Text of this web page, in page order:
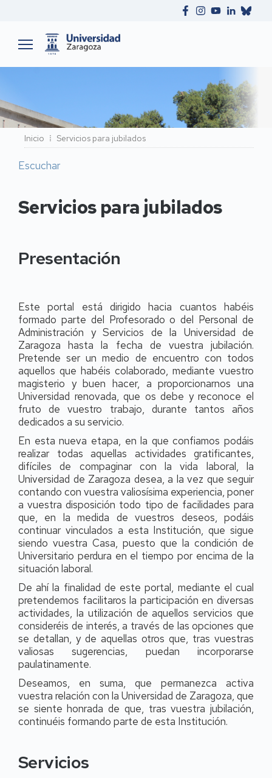
Ruta
de
navegación
Inicio Servicios para jubilados
Escuchar
Servicios para jubilados
Presentación
Este portal está dirigido hacia cuantos habéis
formado parte del Profesorado o del Personal de
Administración y Servicios de la Universidad de
Zaragoza hasta la fecha de vuestra jubilación.
Pretende ser un medio de encuentro con todos
aquellos que habéis colaborado, mediante vuestro
magisterio y buen hacer, a proporcionarnos una
Universidad renovada, que os debe y reconoce el
fruto de vuestro trabajo, durante tantos años
dedicados a su servicio.
En esta nueva etapa, en la que confiamos podáis
realizar todas aquellas actividades gratificantes,
difíciles de compaginar con la vida laboral, la
Universidad de Zaragoza desea, a la vez que seguir
contando con vuestra valiosísima experiencia, poner
a vuestra disposición todo tipo de facilidades para
que, en la medida de vuestros deseos, podáis
continuar vinculados a esta Institución, que sigue
siendo vuestra Casa, puesto que la condición de
Universitario perdura en el tiempo por encima de la
situación laboral.
De ahí la finalidad de este portal, mediante el cual
pretendemos facilitaros la participación en diversas
actividades, la utilización de aquellos servicios que
consideréis de interés, a través de las opciones que
se detallan, y de aquellas otros que, tras vuestras
valiosas sugerencias, puedan incorporarse
paulatinamente.
Deseamos, en suma, que permanezca activa
vuestra relación con la Universidad de Zaragoza, que
se siente honrada de que, tras vuestra jubilación,
continuéis formando parte de esta Institución.
Servicios